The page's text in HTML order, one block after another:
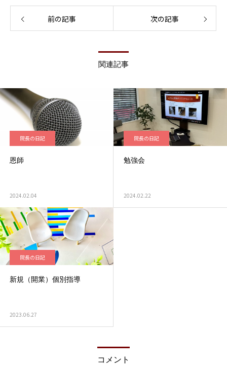
前の記事 次の記事
関連記事
院長の日記
恩師
2024.02.04
院長の日記
勉強会
2024.02.22
院長の日記
新規（開業）個別指導
2023.06.27
コメント